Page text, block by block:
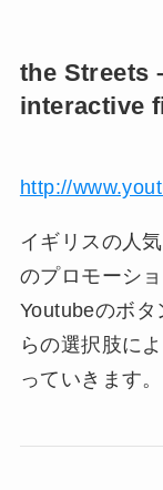
the Streets
interactive
http://
イギリスの人
のプロモーショ
Youtubeのボタ
らの選択肢に
っていきます。